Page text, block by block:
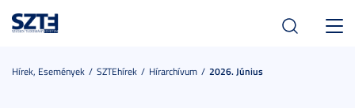
Hírek, Események SZTEhírek Hírarchívum 2026. Június